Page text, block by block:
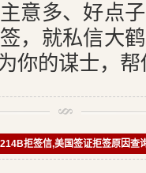
意多、好点
，就私信大
你的谋士，
拒签信,美国签证拒签原因查